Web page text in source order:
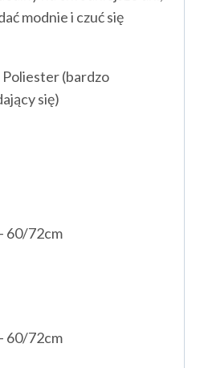
modnie i czuć się
Poliester (bardzo
się)
60/72cm
60/72cm